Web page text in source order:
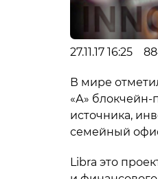
27.11.17 16:25
В мире
«А»
источника,
семейный
Libra это